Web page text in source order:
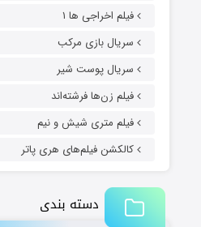
فیلم اخراجی ها ۱
سریال بازی مرکب
سریال پوست شیر
فیلم زن‌ها فرشته‌اند
فیلم متری شیش و نیم
کالکشن فیلم‌های هری پاتر
دسته بندی